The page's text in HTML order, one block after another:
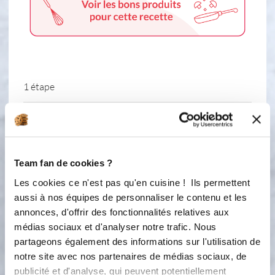
Team fan de cookies ?
Les cookies ce n'est pas qu'en cuisine ! Ils permettent
aussi à nos équipes de personnaliser le contenu et les
annonces, d'offrir des fonctionnalités relatives aux
médias sociaux et d'analyser notre trafic. Nous
partageons également des informations sur l'utilisation de
notre site avec nos partenaires de médias sociaux, de
publicité et d'analyse, qui peuvent potentiellement
1 étape
Dans une casserole faites chauffer le
mélange sucre, glucose Mélangez bien
au fouet Dans un petit cul de poule
fouettez bien les yaourts et le jus de
citron Ajoutez le lait Bien mélangez
Laissez refroidir le mélange à 5º.
Mettez dans la cuve de Borealia et
lancez le programme glaces pendant